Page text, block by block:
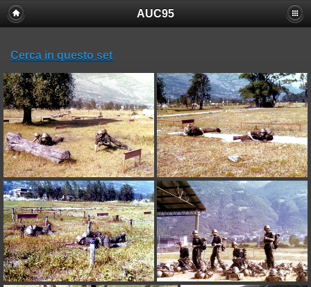
AUC95
Cerca in questo set